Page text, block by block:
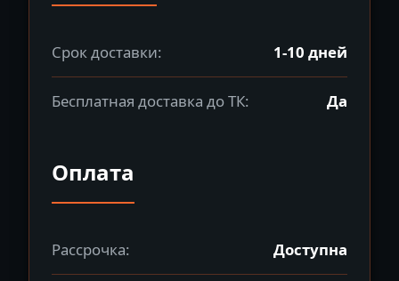
600
Срок доставки: 1-10 дней
Бесплатная доставка до ТК: Да
Оплата
Рассрочка: Доступна